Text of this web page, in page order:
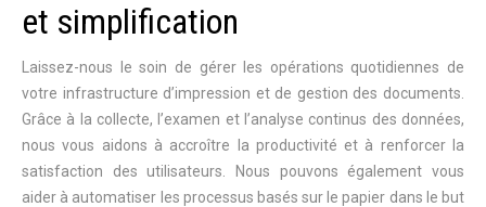
et simplification
Laissez-nous le soin de gérer les opérations quotidiennes de
votre infrastructure d’impression et de gestion des documents.
Grâce à la collecte, l’examen et l’analyse continus des données,
nous vous aidons à accroître la productivité et à renforcer la
satisfaction des utilisateurs. Nous pouvons également vous
aider à automatiser les processus basés sur le papier dans le but